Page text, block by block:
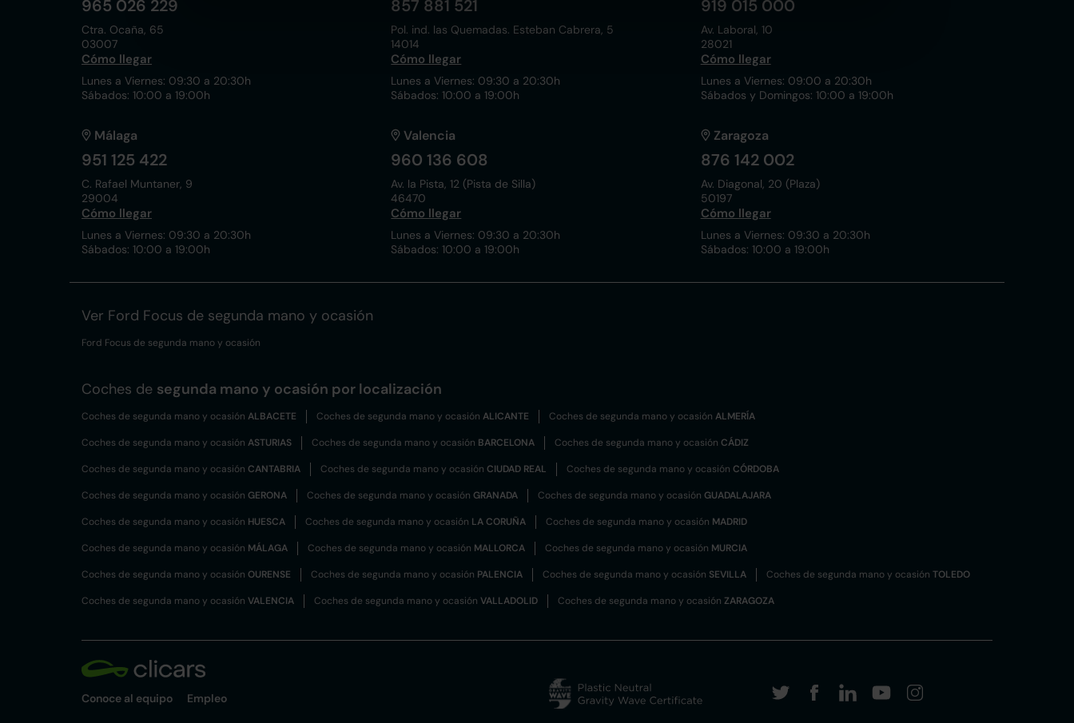
965 026 229
Ctra. Ocaña, 65
03007
Cómo llegar
Lunes a Viernes: 09:30 a 20:30h
Sábados: 10:00 a 19:00h
857 881 521
Pol. ind. las Quemadas. Esteban Cabrera, 5
14014
Cómo llegar
Lunes a Viernes: 09:30 a 20:30h
Sábados: 10:00 a 19:00h
919 015 000
Av. Laboral, 10
28021
Cómo llegar
Lunes a Viernes: 09:00 a 20:30h
Sábados y Domingos: 10:00 a 19:00h
Málaga
951 125 422
C. Rafael Muntaner, 9
29004
Cómo llegar
Lunes a Viernes: 09:30 a 20:30h
Sábados: 10:00 a 19:00h
Valencia
960 136 608
Av. la Pista, 12 (Pista de Silla)
46470
Cómo llegar
Lunes a Viernes: 09:30 a 20:30h
Sábados: 10:00 a 19:00h
Zaragoza
876 142 002
Av. Diagonal, 20 (Plaza)
50197
Cómo llegar
Lunes a Viernes: 09:30 a 20:30h
Sábados: 10:00 a 19:00h
Ver Ford Focus de segunda mano y ocasión
Ford Focus de segunda mano y ocasión
Coches de segunda mano y ocasión por localización
Coches de segunda mano y ocasión ALBACETE Coches de segunda mano y ocasión ALICANTE Coches de segunda mano y ocasión ALMERÍA
Coches de segunda mano y ocasión ASTURIAS Coches de segunda mano y ocasión BARCELONA Coches de segunda mano y ocasión CÁDIZ
Coches de segunda mano y ocasión CANTABRIA Coches de segunda mano y ocasión CIUDAD REAL Coches de segunda mano y ocasión CÓRDOBA
Coches de segunda mano y ocasión GERONA Coches de segunda mano y ocasión GRANADA Coches de segunda mano y ocasión GUADALAJARA
Coches de segunda mano y ocasión HUESCA Coches de segunda mano y ocasión LA CORUÑA Coches de segunda mano y ocasión MADRID
Coches de segunda mano y ocasión MÁLAGA Coches de segunda mano y ocasión MALLORCA Coches de segunda mano y ocasión MURCIA
Coches de segunda mano y ocasión OURENSE Coches de segunda mano y ocasión PALENCIA Coches de segunda mano y ocasión SEVILLA Coches de segunda mano y ocasión TOLEDO
Coches de segunda mano y ocasión VALENCIA Coches de segunda mano y ocasión VALLADOLID Coches de segunda mano y ocasión ZARAGOZA
Conoce al equipo Empleo